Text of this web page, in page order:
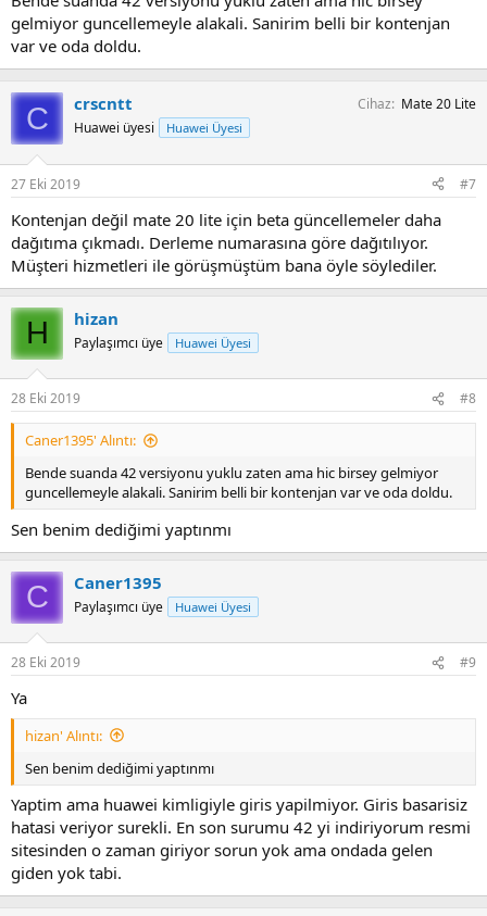
gelmiyor guncellemeyle alakali. Sanirim belli bir kontenjan
var ve oda doldu.
C crscntt
Huawei üyesi Huawei Üyesi
Cihaz Mate 20 Lite
27 Eki 2019 #7
Kontenjan değil mate 20 lite için beta güncellemeler daha
dağıtıma çıkmadı. Derleme numarasına göre dağıtılıyor.
Müşteri hizmetleri ile görüşmüştüm bana öyle söylediler.
H hizan
Paylaşımcı üye Huawei Üyesi
28 Eki 2019 #8
Caner1395' Alıntı:
Bende suanda 42 versiyonu yuklu zaten ama hic birsey gelmiyor
guncellemeyle alakali. Sanirim belli bir kontenjan var ve oda doldu.
Sen benim dediğimi yaptınmı
C Caner1395
Paylaşımcı üye Huawei Üyesi
28 Eki 2019 #9
Ya
hizan' Alıntı:
Sen benim dediğimi yaptınmı
Yaptim ama huawei kimligiyle giris yapilmiyor. Giris basarisiz
hatasi veriyor surekli. En son surumu 42 yi indiriyorum resmi
sitesinden o zaman giriyor sorun yok ama ondada gelen
giden yok tabi.